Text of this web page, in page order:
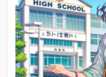
か？
1.1
私立
高校
無償
背景